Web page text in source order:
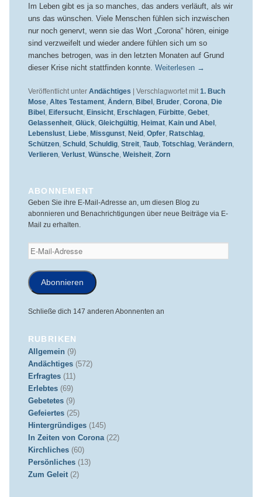
Im Leben gibt es ja so manches, das anders verläuft, als wir
uns das wünschen. Viele Menschen fühlen sich inzwischen
nur noch genervt, wenn sie das Wort „Corona“ hören, einige
sind verzweifelt und wieder andere fühlen sich um so
manches betrogen, was in den letzten Monaten auf Grund
dieser Krise nicht stattfinden konnte. Weiterlesen →
Veröffentlicht unter Andächtiges Verschlagwortet mit 1. Buch
Mose, Altes Testament, Ändern, Bibel , Bruder, Corona, Die
Bibel , Eifersucht, Einsicht, Erschlagen, Fürbitte, Gebet,
Gelassenheit, Glück, Gleichgültig, Heimat, Kain und Abel ,
Lebenslust, Liebe, Missgunst, Neid , Opfer, Ratschlag,
Schützen, Schuld , Schuldig, Streit, Taub, Totschlag, Verändern,
Verlieren, Verlust, Wünsche, Weisheit, Zorn
ABONNEMENT
Geben Sie ihre E-Mail-Adresse an, um diesen Blog zu
abonnieren und Benachrichtigungen über neue Beiträge via E-
Mail zu erhalten.
E-
Mail-
Adresse
Abonnieren
Schließe dich 147 anderen Abonnenten an
RUBRIKEN
Allgemein (9)
Andächtiges(572)
Erfragtes(11)
Erlebtes(69)
Gebetetes(9)
Gefeiertes(25)
Hintergründiges(145)
In Zeiten von Corona(22)
Kirchliches(60)
Persönliches(13)
Zum Geleit(2)